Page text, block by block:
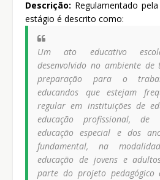
Descrição: Regulamentado
estágio é descrito como:
Um ato educativo
desenvolvido no ambiente
preparação para o
educandos que estejam
regular em instituições de
educação profissional,
educação especial e dos
fundamental, na
educação de jovens e
parte do projeto pedagógico